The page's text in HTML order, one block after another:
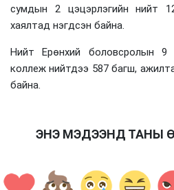
сумдын 2 цэцэрлэгийн нийт
хаялтад нэгдсэн байна.
Нийт Ерөнхий боловсролын 9
коллеж нийтдээ 587 багш,
байна.
ЭНЭ МЭДЭЭНД ТАНЫ